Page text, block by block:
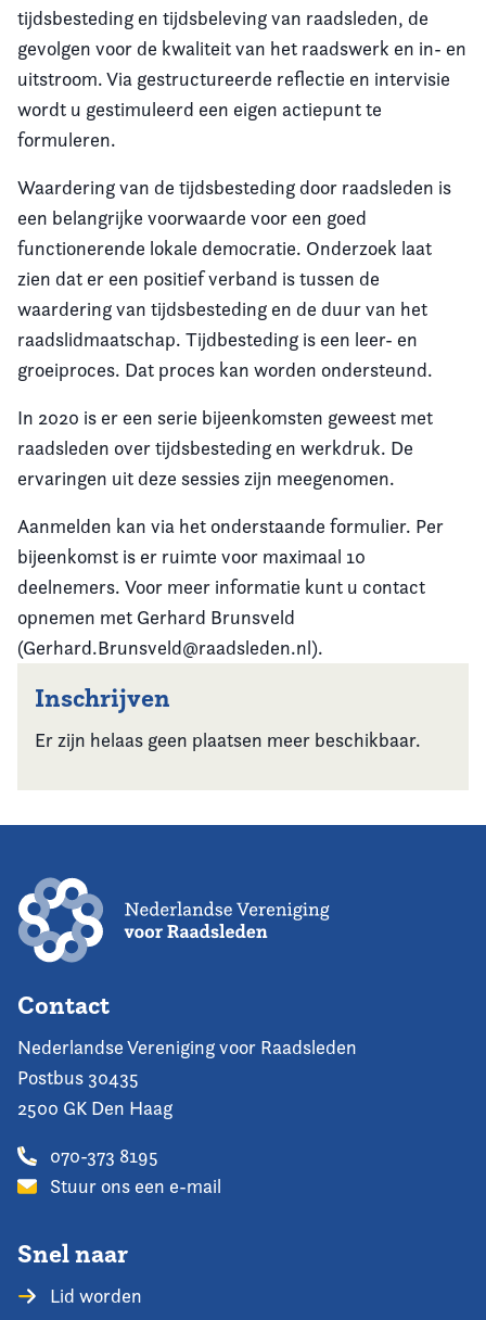
tijdsbesteding en tijdsbeleving van raadsleden, de
gevolgen voor de kwaliteit van het raadswerk en in- en
uitstroom. Via gestructureerde reflectie en intervisie
wordt u gestimuleerd een eigen actiepunt te
formuleren.
Waardering van de tijdsbesteding door raadsleden is
een belangrijke voorwaarde voor een goed
functionerende lokale democratie. Onderzoek laat
zien dat er een positief verband is tussen de
waardering van tijdsbesteding en de duur van het
raadslidmaatschap. Tijdbesteding is een leer- en
groeiproces. Dat proces kan worden ondersteund.
In 2020 is er een serie bijeenkomsten geweest met
raadsleden over tijdsbesteding en werkdruk. De
ervaringen uit deze sessies zijn meegenomen.
Aanmelden kan via het onderstaande formulier. Per
bijeenkomst is er ruimte voor maximaal 10
deelnemers. Voor meer informatie kunt u contact
opnemen met Gerhard Brunsveld
(Gerhard.Brunsveld@raadsleden.nl).
Inschrijven
Er zijn helaas geen plaatsen meer beschikbaar.
Contact
Nederlandse Vereniging voor Raadsleden
Postbus 30435
2500 GK Den Haag
070-373 8195
Stuur ons een e-mail
Snel naar
Lid worden